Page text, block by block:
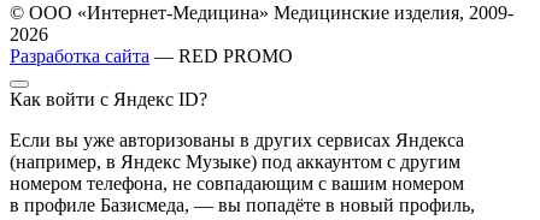
© ООО «Интернет-Медицина» Медицинские изделия, 2009-
2026
Разработка сайта — RED PROMO
Как войти с Яндекс ID?
Если вы уже авторизованы в других сервисах Яндекса
(например, в Яндекс Музыке) под аккаунтом с другим
номером телефона, не совпадающим с вашим номером
в профиле Базисмеда, — вы попадёте в новый профиль,